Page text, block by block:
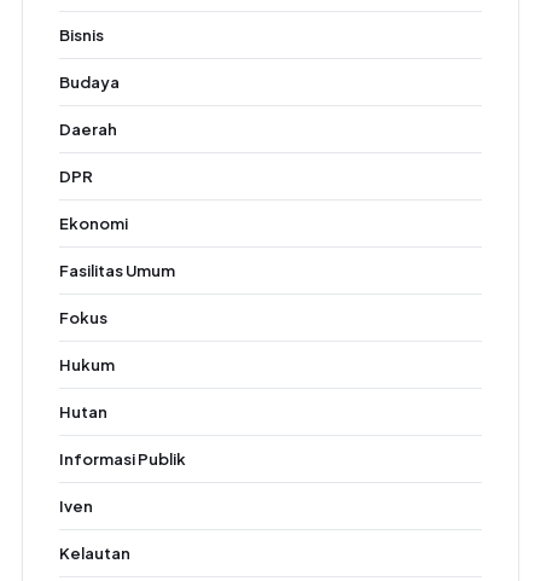
Bisnis
Budaya
Daerah
DPR
Ekonomi
Fasilitas Umum
Fokus
Hukum
Hutan
Informasi Publik
Iven
Kelautan